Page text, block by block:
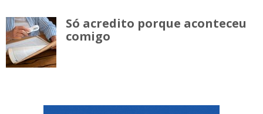
Só acredito porque aconteceu
comigo